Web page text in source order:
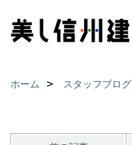
ホーム スタッフブログ